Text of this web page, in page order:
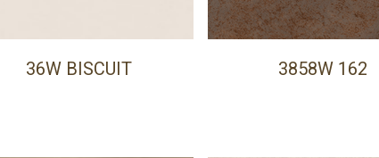
36W BISCUIT 3858W 162